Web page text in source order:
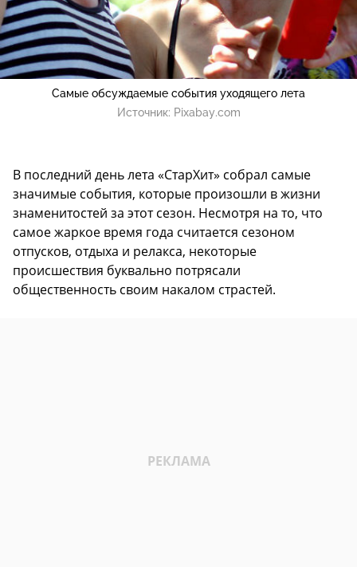
Самые обсуждаемые события уходящего лета
Источник: Pixabay.com
В последний день лета «СтарХит» собрал самые
значимые события, которые произошли в жизни
знаменитостей за этот сезон. Несмотря на то, что
самое жаркое время года считается сезоном
отпусков, отдыха и релакса, некоторые
происшествия буквально потрясали
общественность своим накалом страстей.